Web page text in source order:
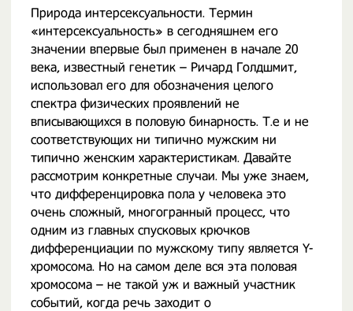
Природа интерсексуальности. Термин
«интерсексуальность» в сегодняшнем его
значении впервые был применен в начале 20
века, известный генетик – Ричард Голдшмит,
использовал его для обозначения целого
спектра физических проявлений не
вписывающихся в половую бинарность. Т.е и не
соответствующих ни типично мужским ни
типично женским характеристикам. Давайте
рассмотрим конкретные случаи. Мы уже знаем,
что дифференцировка пола у человека это
очень сложный, многогранный процесс, что
одним из главных спусковых крючков
дифференциации по мужскому типу является Y-
хромосома. Но на самом деле вся эта половая
хромосома – не такой уж и важный участник
событий, когда речь заходит о